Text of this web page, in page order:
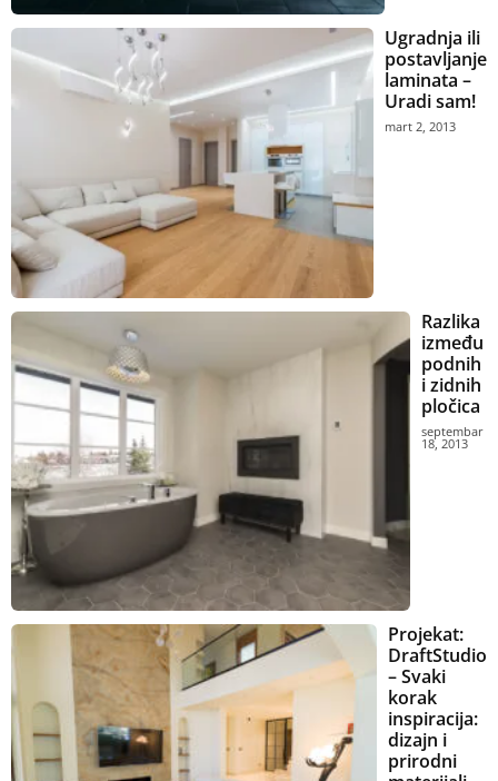
Ugradnja ili
postavljanje
laminata –
Uradi sam!
mart 2, 2013
Razlika
između
podnih
i zidnih
pločica
septembar
18, 2013
Projekat:
DraftStudio
– Svaki
korak
inspiracija:
dizajn i
prirodni